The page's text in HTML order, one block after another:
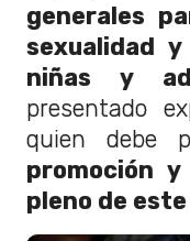
generales
sexualidad
niñas y
presentado
quien debe
promoción
pleno de